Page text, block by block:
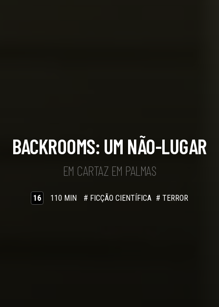
BACKROOMS: UM NÃO-LUGAR
EM CARTAZ EM PALMAS
16 110 MIN # FICÇÃO CIENTÍFICA # TERROR